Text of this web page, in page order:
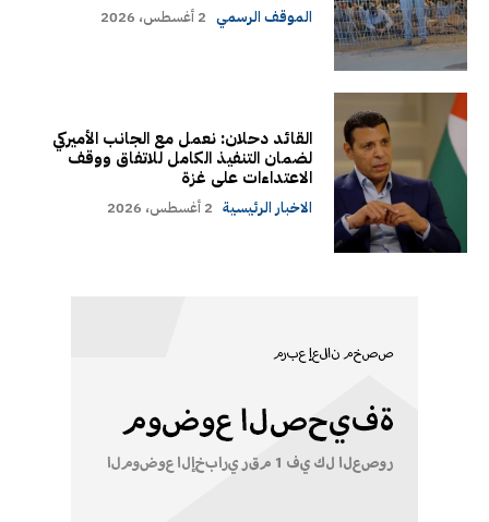
الموقف الرسمي 2 أغسطس، 2026
القائد دحلان: نعمل مع الجانب الأميركي
لضمان التنفيذ الكامل للاتفاق ووقف
الاعتداءات على غزة
الاخبار الرئيسية 2 أغسطس، 2026